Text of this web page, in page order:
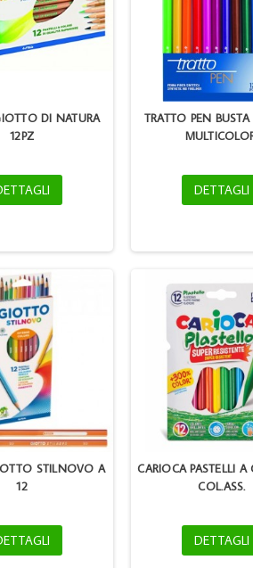
DI NATURA
12PZ
TRATTO PEN
DETTAGLI
STILNOVO A
12
CARIOCA PASTELLI A
COL.ASS.
DETTAGLI